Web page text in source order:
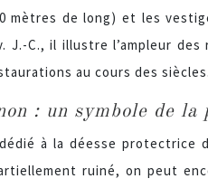
mètres de long) et les
J.-C., il illustre l’ampleur
au cours des
: un symbole de la
à la déesse
ruiné, on peut